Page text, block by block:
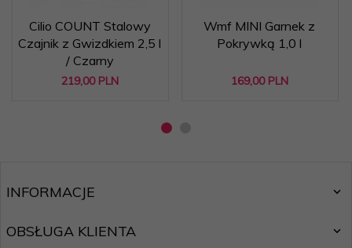
Cilio COUNT Stalowy
Czajnik z Gwizdkiem 2,5 l
/ Czarny
219,00 PLN
Wmf MINI Garnek z
Pokrywką 1,0 l
169,00 PLN
INFORMACJE
OBSŁUGA KLIENTA